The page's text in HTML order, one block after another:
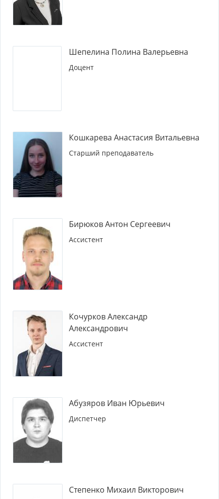
Шепелина Полина Валерьевна
Доцент
Кошкарева Анастасия Витальевна
Старший преподаватель
Бирюков Антон Сергеевич
Ассистент
Кочурков Александр
Александрович
Ассистент
Абузяров Иван Юрьевич
Диспетчер
Степенко Михаил Викторович